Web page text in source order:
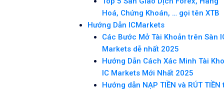
Hoá, Chứng Khoán, … gọi tên XTB
Hướng Dẫn ICMarkets
Các Bước Mở Tài Khoản trên Sàn
Markets dễ nhất 2025
Hướng Dẫn Cách Xác Minh Tài
IC Markets Mới Nhất 2025
Hướng dẫn NẠP TIỀN và RÚT TIỀN